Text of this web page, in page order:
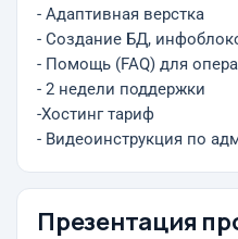
- Адаптивная верстка
- Создание БД,
- Помощь (FAQ) для
- 2 недели поддержки
-Хостинг тариф
- Видеоинструкция по
Презентация